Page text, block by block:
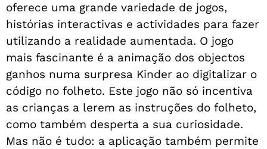
oferece uma grande variedade de jogos,
histórias interactivas e actividades para fazer
utilizando a realidade aumentada. O jogo
mais fascinante é a animação dos objectos
ganhos numa surpresa Kinder ao digitalizar o
código no folheto. Este jogo não só incentiva
as crianças a lerem as instruções do folheto,
como também desperta a sua curiosidade.
Mas não é tudo: a aplicação também permite